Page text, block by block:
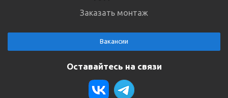
Заказать монтаж
Вакансии
Оставайтесь на связи